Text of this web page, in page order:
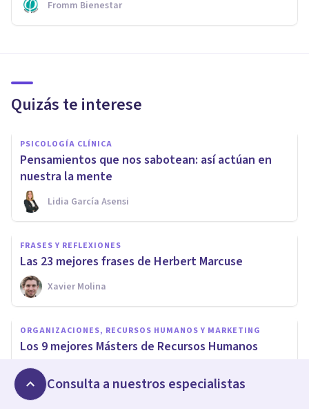
Fromm Bienestar
Quizás te interese
PSICOLOGÍA CLÍNICA
Pensamientos que nos sabotean: así actúan en
nuestra la mente
Lidia García Asensi
FRASES Y REFLEXIONES
Las 23 mejores frases de Herbert Marcuse
Xavier Molina
ORGANIZACIONES, RECURSOS HUMANOS Y MARKETING
Los 9 mejores Másters de Recursos Humanos
Consulta a nuestros especialistas